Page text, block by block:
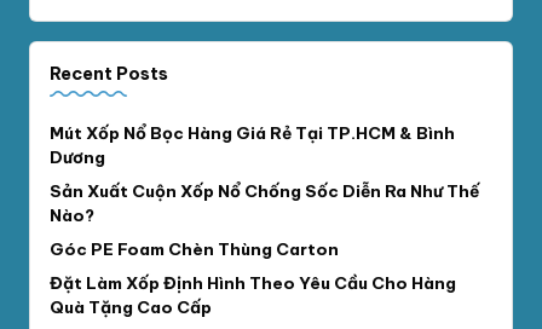
Recent Posts
Mút Xốp Nổ Bọc Hàng Giá Rẻ Tại TP.HCM & Bình
Dương
Sản Xuất Cuộn Xốp Nổ Chống Sốc Diễn Ra Như Thế
Nào?
Góc PE Foam Chèn Thùng Carton
Đặt Làm Xốp Định Hình Theo Yêu Cầu Cho Hàng
Quà Tặng Cao Cấp